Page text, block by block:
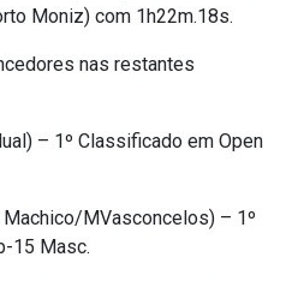
Moniz) com 1h22m.18s.
nas restantes
– 1º Classificado em Open
MVasconcelos) – 1º
15 Masc.